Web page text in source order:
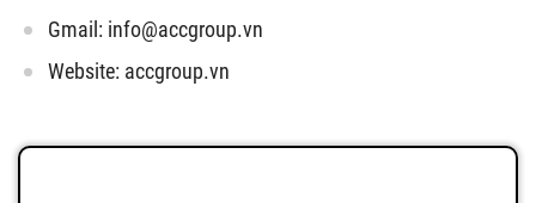
Gmail: info@accgroup.vn
Website: accgroup.vn